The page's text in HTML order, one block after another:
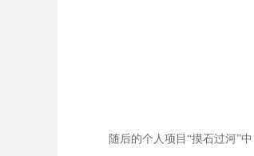
随后的个人项目“摸石过河”